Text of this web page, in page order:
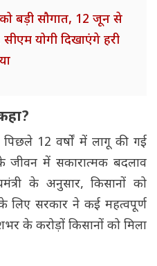
को बड़ी सौगात, 12 जून से
योगी दिखाएंगे हरी
12 वर्षों में लागू की गई
जीवन में सकारात्मक बदलाव
के अनुसार, किसानों को
सरकार ने कई महत्वपूर्ण
के करोड़ों किसानों को मिला